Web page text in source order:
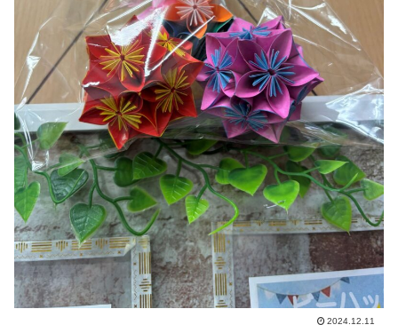
2024.12.11